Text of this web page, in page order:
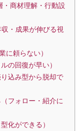
・商材理解・行動設
・成果が伸びる視
に頼らない）
の回復が早い）
込み型から脱却で
フォロー・紹介に
化ができる）